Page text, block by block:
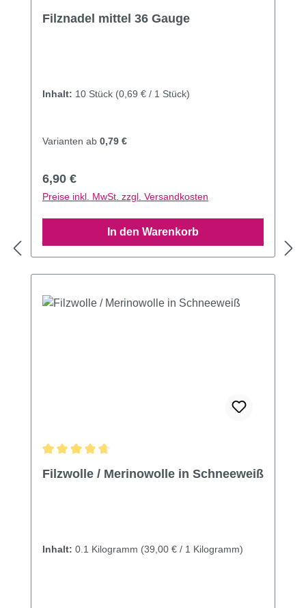
Filznadel mittel 36 Gauge
Inhalt: 10 Stück (0,69 € / 1 Stück)
Varianten ab 0,79 €
Regulärer Preis:
6,90 €
Preise inkl. MwSt. zzgl. Versandkosten
In den Warenkorb
Filzwolle / Merinowolle in Schneeweiß
Inhalt: 0.1 Kilogramm (39,00 € / 1 Kilogramm)